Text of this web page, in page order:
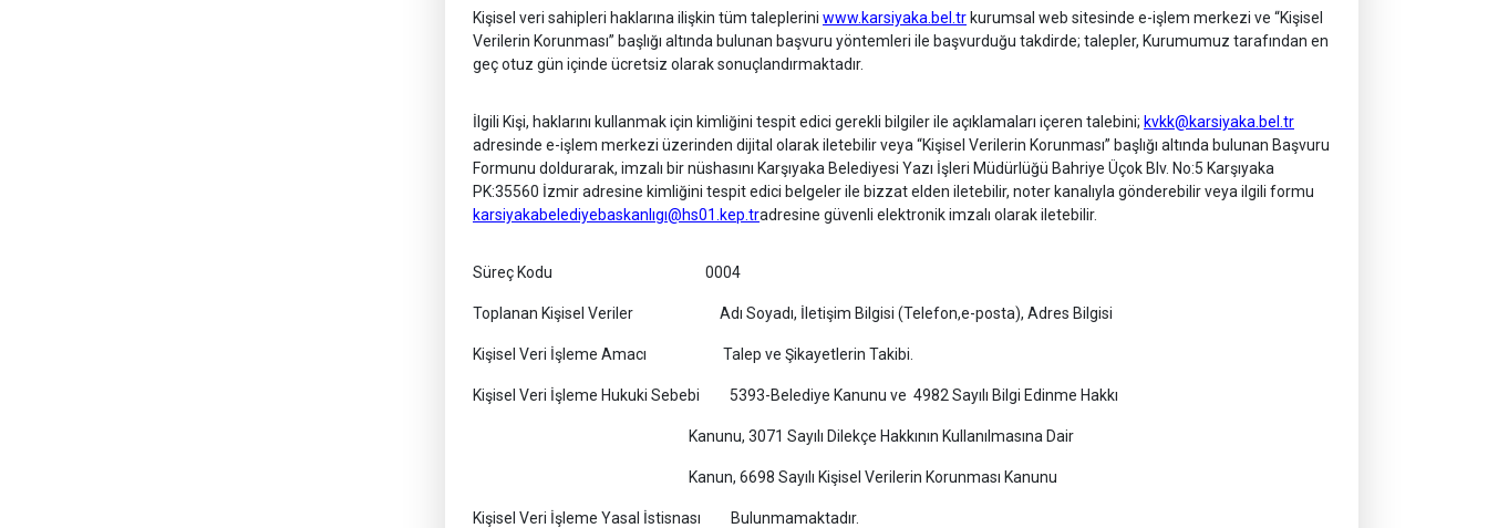
Kişisel veri sahipleri haklarına ilişkin tüm taleplerini www.karsiyaka.bel.tr kurumsal web sitesinde e-işlem merkezi ve “Kişisel
Verilerin Korunması” başlığı altında bulunan başvuru yöntemleri ile başvurduğu takdirde; talepler, Kurumumuz tarafından en
geç otuz gün içinde ücretsiz olarak sonuçlandırmaktadır.
İlgili Kişi, haklarını kullanmak için kimliğini tespit edici gerekli bilgiler ile açıklamaları içeren talebini; kvkk@karsiyaka.bel.tr
adresinde e-işlem merkezi üzerinden dijital olarak iletebilir veya “Kişisel Verilerin Korunması” başlığı altında bulunan Başvuru
Formunu doldurarak, imzalı bir nüshasını Karşıyaka Belediyesi Yazı İşleri Müdürlüğü Bahriye Üçok Blv. No:5 Karşıyaka
PK:35560 İzmir adresine kimliğini tespit edici belgeler ile bizzat elden iletebilir, noter kanalıyla gönderebilir veya ilgili formu
karsiyakabelediyebaskanlıgı@hs01.kep.tradresine güvenli elektronik imzalı olarak iletebilir.
Süreç Kodu 0004
Toplanan Kişisel Veriler Adı Soyadı, İletişim Bilgisi (Telefon,e-posta), Adres Bilgisi
Kişisel Veri İşleme Amacı Talep ve Şikayetlerin Takibi.
Kişisel Veri İşleme Hukuki Sebebi 5393-Belediye Kanunu ve 4982 Sayılı Bilgi Edinme Hakkı
Kanunu, 3071 Sayılı Dilekçe Hakkının Kullanılmasına Dair
Kanun, 6698 Sayılı Kişisel Verilerin Korunması Kanunu
Kişisel Veri İşleme Yasal İstisnası Bulunmamaktadır.